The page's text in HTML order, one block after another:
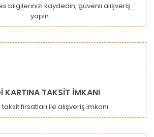
Gönder
bilgilerinizi kaydedin, güvenli alışveriş
yapın.
KARTINA TAKSİT İMKANI
fırsatları ile alışveriş imkanı